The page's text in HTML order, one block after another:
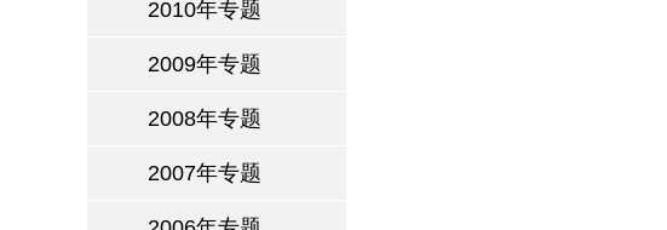
2010年专题
2009年专题
2008年专题
2007年专题